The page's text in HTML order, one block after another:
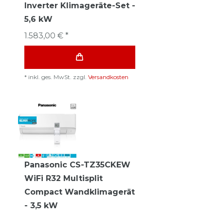
Inverter Klimageräte-Set -
5,6 kW
1.583,00 € *
* inkl. ges. MwSt. zzgl. Versandkosten
Panasonic CS-TZ35CKEW
WiFi R32 Multisplit
Compact Wandklimagerät
- 3,5 kW